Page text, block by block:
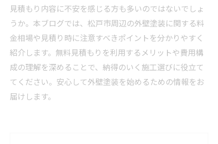
見積もり内容に不安を感じる方も多いのではないでしょ
うか。本ブログでは、松戸市周辺の外壁塗装に関する料
金相場や見積り時に注意すべきポイントを分かりやすく
紹介します。無料見積もりを利用するメリットや費用構
成の理解を深めることで、納得のいく施工選びに役立て
てください。安心して外壁塗装を始めるための情報をお
届けします。